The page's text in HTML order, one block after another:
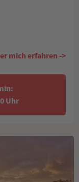
mich erfahren ->
Uhr